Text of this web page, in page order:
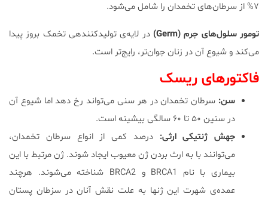
۷% از سرطان‌های تخمدان را شامل می‌شود.
تومور سلول‌های جرم (Germ)
در لایه‌ی تولیدکننده‎ی تخمک بروز پیدا
می‌کند و شیوع آن در زنان جوان‌تر، رایج‌تر است.
فاکتورهای ریسک
سن: سرطان تخمدان در هر سنی می‌تواند رخ دهد اما شیوع آن
در سنین ۵۰ تا ۶۰ سالگی بیشینه است.
جهش ژنتیکی ارثی: درصد کمی از انواع سرطان تخمدان،
می‌توانند با به ارث بردن ژن معیوب ایجاد شوند. ژن مرتبط با این
بیماری با نام BRCA1 و BRCA2 شناخته می‌شوند. هرچند
عمده‌ی شهرت این ژن‎ها به علت نقش آنان در سزطان پستان